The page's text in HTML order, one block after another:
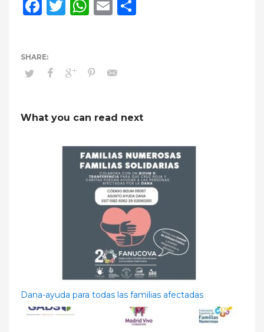
Facebook
Twitter
WhatsApp
Email
What you can read next
Dana-ayuda para todas las familias afectadas